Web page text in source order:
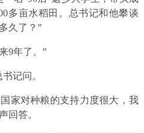
多亩水稻田。总书记和他攀谈
久了？”
9年了。”
记问。
家对种粮的支持力度很大，我
回答。